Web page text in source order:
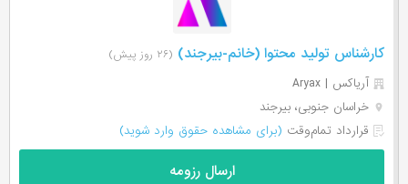
کارشناس تولید محتوا (خانم-بیرجند) (۲۶ روز پیش)
آریاکس | Aryax
خراسان جنوبی، بیرجند
قرارداد تمام‌وقت (برای مشاهده حقوق وارد شوید)
ارسال رزومه